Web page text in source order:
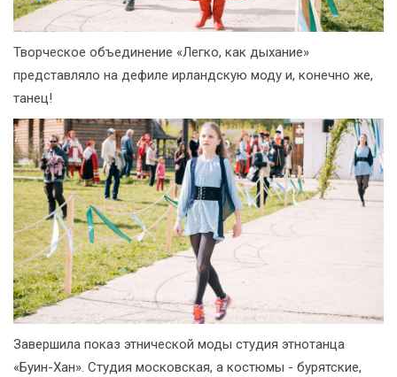
Творческое объединение «Легко, как дыхание»
представляло на дефиле ирландскую моду и, конечно же,
танец!
Завершила показ этнической моды студия этнотанца
«Буин-Хан». Студия московская, а костюмы - бурятские,